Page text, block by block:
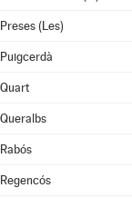
Preses (Les)
Puigcerdà
Quart
Queralbs
Rabós
Regencós